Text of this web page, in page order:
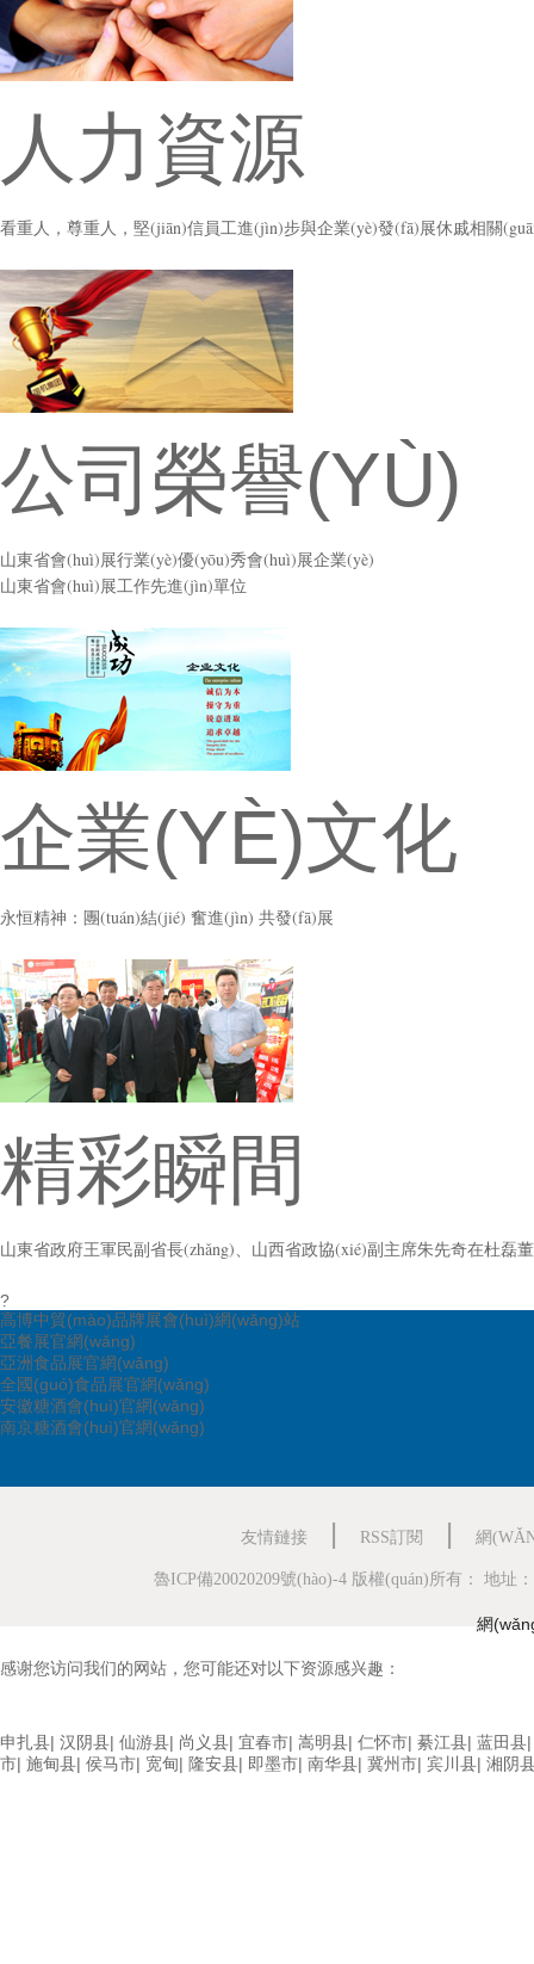
人力資源
看重人，尊重人，堅(jiān)信員工進(jìn)步與企業(yè)發(fā)展休戚相關
公司榮譽(YÙ)
山東省會(huì)展行業(yè)優(yōu)秀會(huì)展企業(yè)
山東省會(huì)展工作先進(jìn)單位
企業(YÈ)文化
永恒精神：團(tuán)結(jié) 奮進(jìn) 共發(fā)展
精彩瞬間
山東省政府王軍民副省長(zhǎng)、山西省政協(xié)副主席朱先奇在杜
?
高博中貿(mào)品牌展會(huì)網(wǎng)站
亞餐展官網(wǎng)
亞洲食品展官網(wǎng)
全國(guó)食品展官網(wǎng)
安徽糖酒會(huì)官網(wǎng)
南京糖酒會(huì)官網(wǎng)
友情鏈接 | RSS訂閱 | 網
魯ICP備20020209號(hào)-4版權(quán)所有： 地址
網
感谢您访问我们的网站，您可能还对以下资源感兴趣：
申扎县| 汉阴县| 仙游县| 尚义县| 宜春市| 嵩明县| 仁怀市| 綦江县| 蓝田县
市| 施甸县| 侯马市| 宽甸| 隆安县| 即墨市| 南华县| 冀州市| 宾川县| 湘阴